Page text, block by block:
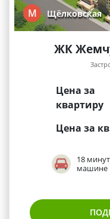
М Щёлковская
ЖК
Цена за
квартиру
Цена за
18
машине